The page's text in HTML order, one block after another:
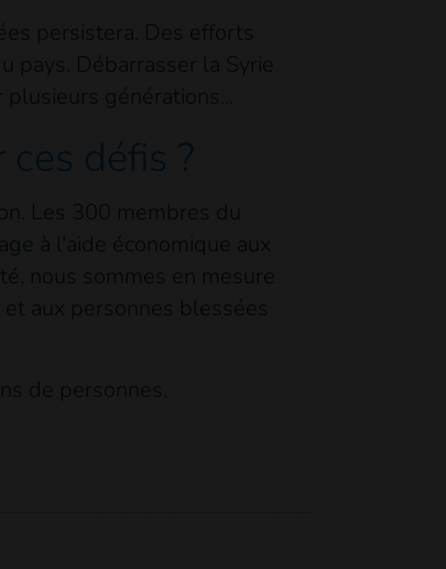
persistera. Des efforts
pays. Débarrasser la Syrie
générations...
défis ?
Les 300 membres du
à l'aide économique aux
nous sommes en mesure
aux personnes blessées
de personnes.